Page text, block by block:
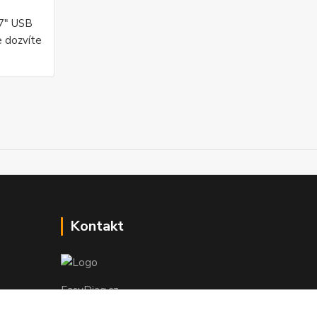
USB
dozvíte
Kontakt
EasyDiag.cz